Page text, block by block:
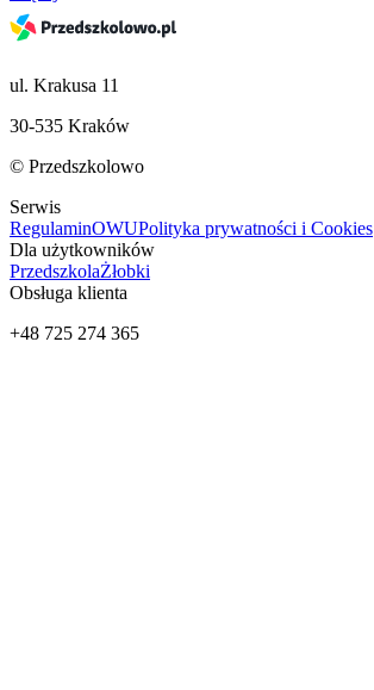
ul. Krakusa 11
30-535 Kraków
© Przedszkolowo
Serwis
RegulaminOWUPolityka prywatności i Cookies
Dla użytkowników
PrzedszkolaŻłobki
Obsługa klienta
+48 725 274 365